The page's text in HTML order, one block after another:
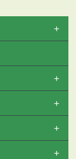
+
+
+
+
+